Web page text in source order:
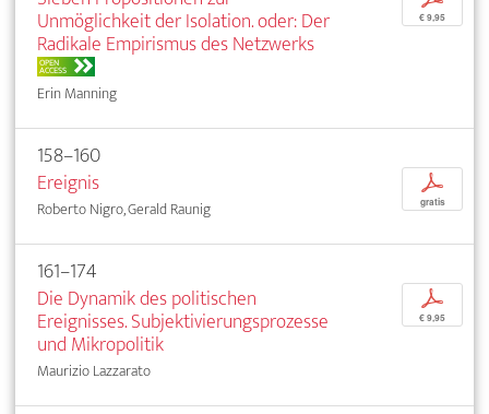
Unmöglichkeit der Isolation. oder: Der
Radikale Empirismus des Netzwerks
OPEN
ACCESS
Erin Manning
€ 9,95
158–160
Ereignis
Roberto Nigro, Gerald Raunig
p
gratis
161–174
Die Dynamik des politischen
Ereignisses. Subjektivierungsprozesse
und Mikropolitik
Maurizio Lazzarato
p
€ 9,95